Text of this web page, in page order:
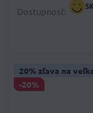
Dostupnosť:
20% zľava na
-20%